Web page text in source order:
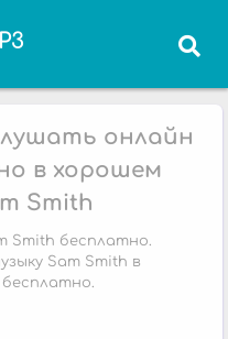
онлайн
в хорошем
Smith
Smith бесплатно.
Sam Smith в